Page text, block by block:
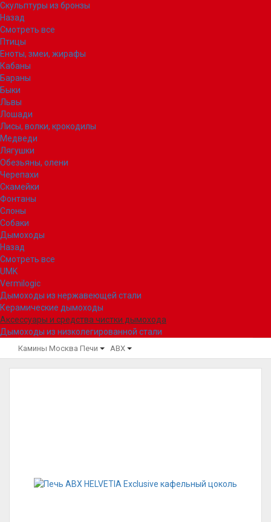
Скульптуры из бронзы
Назад
Смотреть все
Птицы
Еноты, змеи, жирафы
Кабаны
Бараны
Быки
Львы
Лошади
Лисы, волки, крокодилы
Медведи
Лягушки
Обезьяны, олени
Черепахи
Скамейки
Фонтаны
Слоны
Собаки
Дымоходы
Назад
Смотреть все
UMK
Vermilogic
Дымоходы из нержавеющей стали
Керамические дымоходы
Аксессуары и средства чистки дымохода
Дымоходы из низколегированной стали
Камины Москва Печи ABX